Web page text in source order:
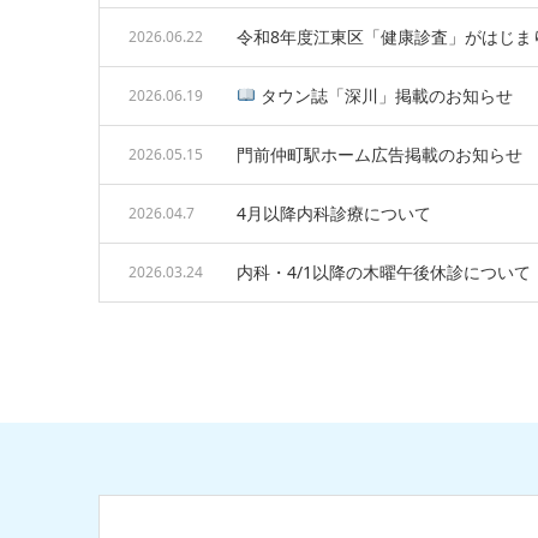
令和8年度江東区「健康診査」がはじま
2026.06.22
タウン誌「深川」掲載のお知らせ
2026.06.19
門前仲町駅ホーム広告掲載のお知らせ
2026.05.15
4月以降内科診療について
2026.04.7
内科・4/1以降の木曜午後休診について
2026.03.24